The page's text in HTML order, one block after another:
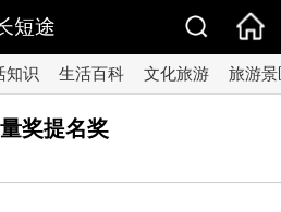
短途
知识 生活百科 文化旅游 旅游景
奖提名奖